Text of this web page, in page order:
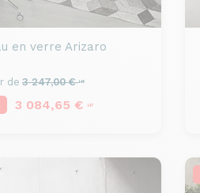
en verre Arizaro
de 3 247,00 €HT
3 084,65 € HT